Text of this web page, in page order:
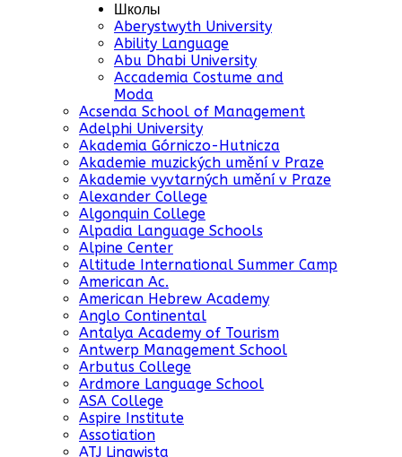
Школы
Aberystwyth University
Ability Language
Abu Dhabi University
Accademia Costume and
Moda
Acsenda School of Management
Adelphi University
Akademia Górniczo-Hutnicza
Akademie muzických umění v Praze
Akademie vyvtarných umění v Praze
Alexander College
Algonquin College
Alpadia Language Schools
Alpine Center
Altitude International Summer Camp
American Ac.
American Hebrew Academy
Anglo Continental
Antalya Academy of Tourism
Antwerp Management School
Arbutus College
Ardmore Language School
ASA College
Aspire Institute
Assotiation
ATJ Lingwista